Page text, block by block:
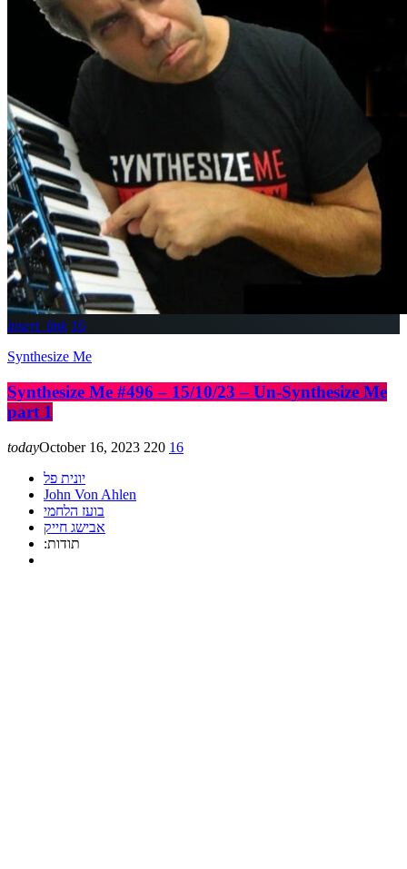
insert_link 16
Synthesize Me
Synthesize Me #496 – 15/10/23 – Un-Synthesize Me
part 1
todayOctober 16, 2023 220 16
יונית פל
John Von Ahlen
בועז הלחמי
אבישג חייק
:תודות